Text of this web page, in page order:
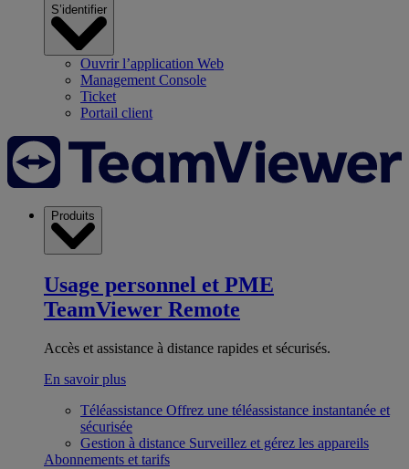
S’identifier
Ouvrir l’application Web
Management Console
Ticket
Portail client
Produits
Usage personnel et PME
TeamViewer Remote
Accès et assistance à distance rapides et sécurisés.
En savoir plus
Téléassistance Offrez une téléassistance instantanée et
sécurisée
Gestion à distance Surveillez et gérez les appareils
Abonnements et tarifs